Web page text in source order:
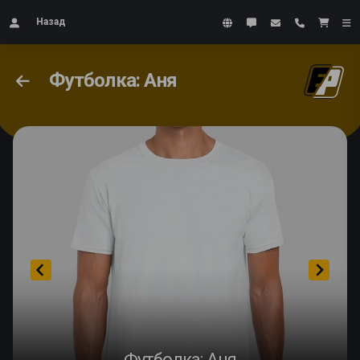
Назад
Футболка: Аня